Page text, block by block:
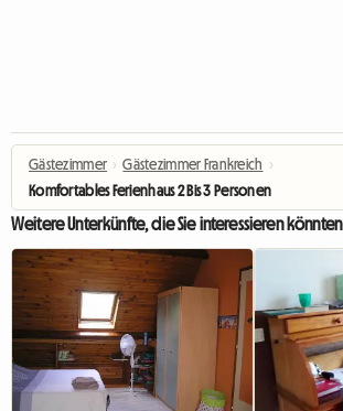
Gästezimmer › Gästezimmer Frankreich ›
Komfortables Ferienhaus 2 Bis 3 Personen
Weitere Unterkünfte, die Sie interessieren könnten